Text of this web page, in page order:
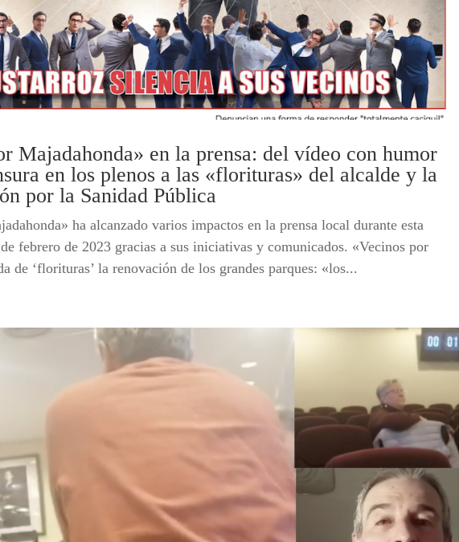
Majadahonda» en la prensa: del vídeo con humor
en los plenos a las «florituras» del alcalde y la
por la Sanidad Pública
ha alcanzado varios impactos en la prensa local durante esta
de febrero de 2023 gracias a sus iniciativas y comunicados. «Vecinos por
de ‘florituras’ la renovación de los grandes parques: «los...